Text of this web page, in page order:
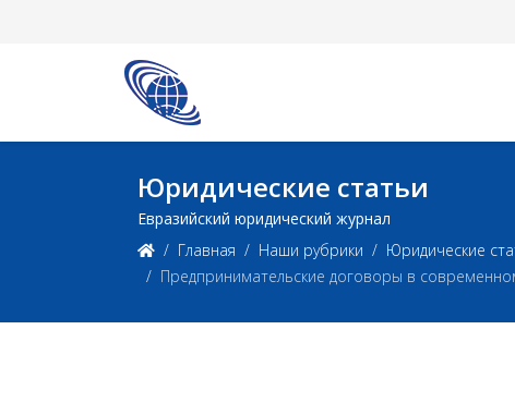
Юридические статьи
Евразийский юридический журнал
Главная
Наши рубрики
Юридические
Предпринимательские договоры в